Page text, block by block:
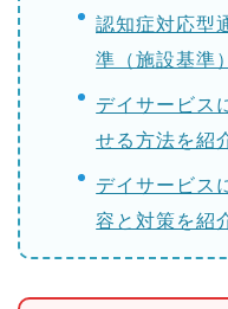
認知症対応型
準（施設基準）
デイサービス
せる方法を紹
デイサービス
容と対策を紹